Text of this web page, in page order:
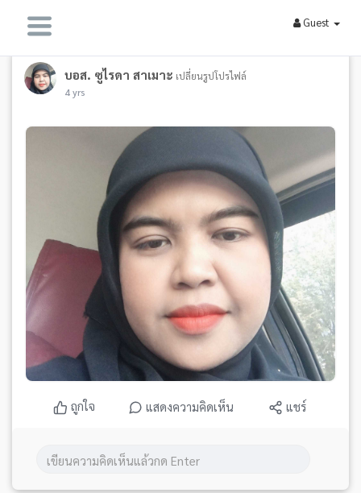
Guest
บอส. ซูไรดา สาเมาะ เปลี่ยนรูปโปรไฟล์
4 yrs
ถูกใจ แสดงความคิดเห็น แชร์